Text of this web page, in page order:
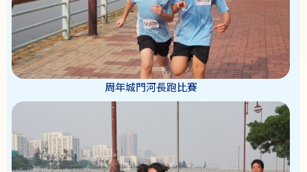
周年城門河長跑比賽